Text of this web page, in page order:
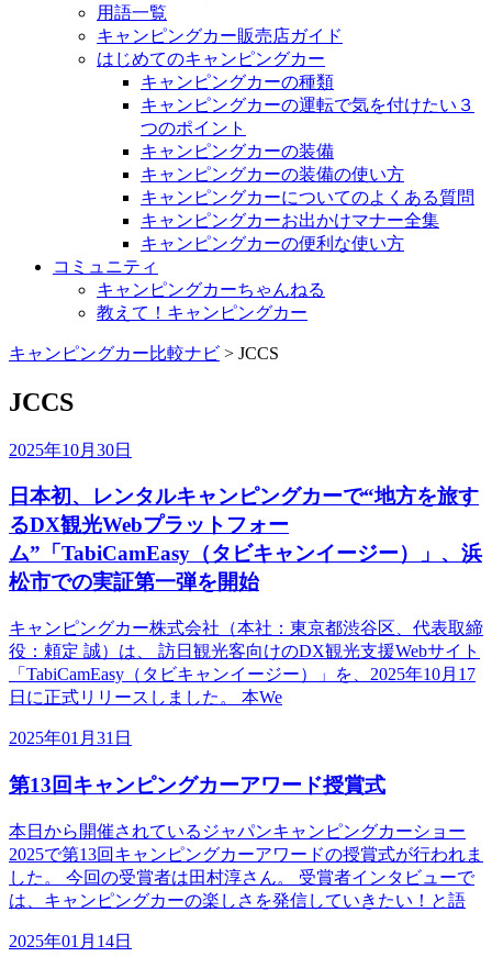
用語一覧
キャンピングカー販売店ガイド
はじめてのキャンピングカー
キャンピングカーの種類
キャンピングカーの運転で気を付けたい３
つのポイント
キャンピングカーの装備
キャンピングカーの装備の使い方
キャンピングカーについてのよくある質問
キャンピングカーお出かけマナー全集
キャンピングカーの便利な使い方
コミュニティ
キャンピングカーちゃんねる
教えて！キャンピングカー
キャンピングカー比較ナビ > JCCS
JCCS
2025年10月30日
日本初、レンタルキャンピングカーで“地方を旅す
るDX観光Webプラットフォー
ム”「TabiCamEasy（タビキャンイージー）」、浜
松市での実証第一弾を開始
キャンピングカー株式会社（本社：東京都渋谷区、代表取締
役：頼定 誠）は、 訪日観光客向けのDX観光支援Webサイト
「TabiCamEasy（タビキャンイージー）」を、2025年10月17
日に正式リリースしました。 本We
2025年01月31日
第13回キャンピングカーアワード授賞式
本日から開催されているジャパンキャンピングカーショー
2025で第13回キャンピングカーアワードの授賞式が行われま
した。 今回の受賞者は田村淳さん。 受賞者インタビューで
は、キャンピングカーの楽しさを発信していきたい！と語
2025年01月14日